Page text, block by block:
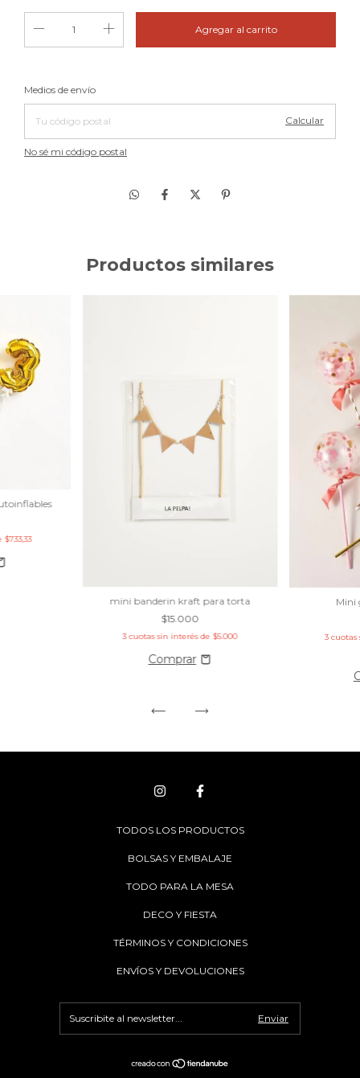
Entregas para el CP:
Medios de envío
Calcular
No sé mi código postal
Productos similares
$733,33
mini banderin kraft para torta
$15.000
3 cuotas sin interés de $5.000
Mini
3
TODOS LOS PRODUCTOS
BOLSAS Y EMBALAJE
TODO PARA LA MESA
DECO Y FIESTA
TÉRMINOS Y CONDICIONES
ENVÍOS Y DEVOLUCIONES